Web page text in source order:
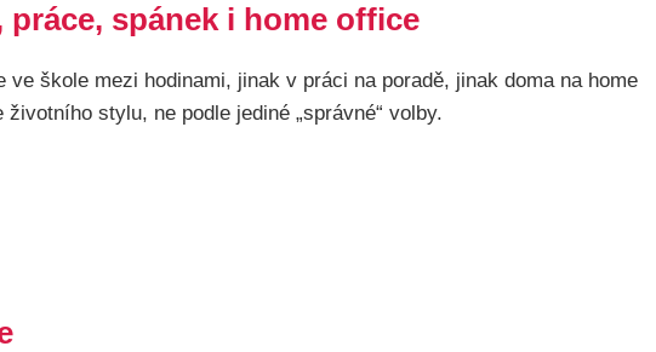
spánek i home office
škole mezi hodinami, jinak v práci na poradě, jinak doma na home
stylu, ne podle jediné „správné“ volby.